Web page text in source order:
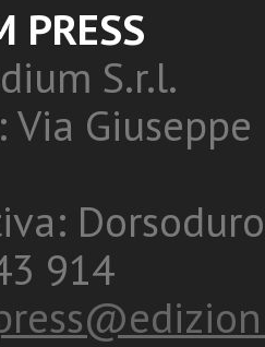
PRESS
S.r.l.
Via
914